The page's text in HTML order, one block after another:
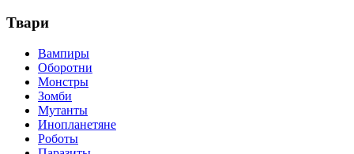
Твари
Вампиры
Оборотни
Монстры
Зомби
Мутанты
Инопланетяне
Роботы